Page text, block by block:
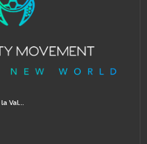
Val...